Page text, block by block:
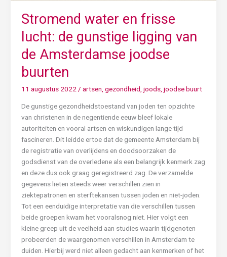
Stromend water en frisse
lucht: de gunstige ligging van
de Amsterdamse joodse
buurten
11 augustus 2022 / artsen gezondheid joods, joodse buurt
De gunstige gezondheidstoestand van joden ten opzichte
van christenen in de negentiende eeuw bleef lokale
autoriteiten en vooral artsen en wiskundigen lange tijd
fascineren. Dit leidde ertoe dat de gemeente Amsterdam bij
de registratie van overlijdens en doodsoorzaken de
godsdienst van de overledene als een belangrijk kenmerk zag
en deze dus ook graag geregistreerd zag. De verzamelde
gegevens lieten steeds weer verschillen zien in
ziektepatronen en sterftekansen tussen joden en niet-joden.
Tot een eenduidige interpretatie van die verschillen tussen
beide groepen kwam het vooralsnog niet. Hier volgt een
kleine greep uit de veelheid aan studies waarin tijdgenoten
probeerden de waargenomen verschillen in Amsterdam te
duiden. Hierbij werd niet alleen gedacht aan kenmerken of het